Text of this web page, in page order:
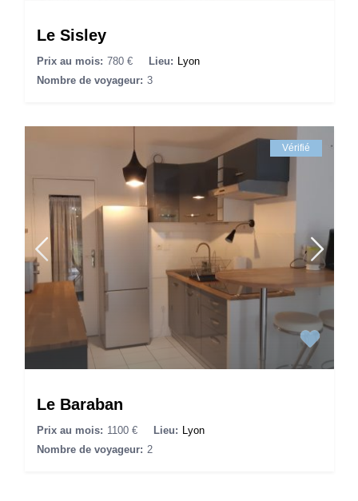
Le Sisley
Prix au mois: 780 € Lieu: Lyon
Nombre de voyageur: 3
Vérifié
Le Baraban
Prix au mois: 1100 € Lieu:
Lyon
Nombre de voyageur: 2